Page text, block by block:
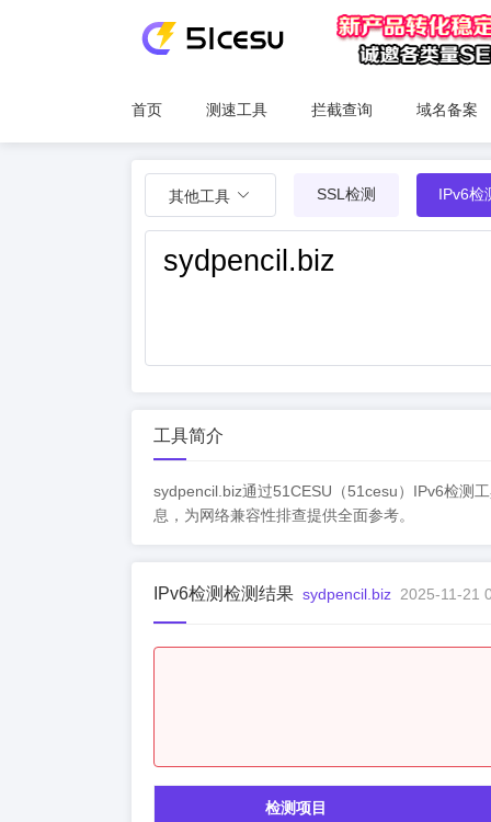
首页 测速工具 拦截查询 域名备案
其他工具 SSL检测 IPv6检
工具简介
sydpencil.biz通过51CESU（51cesu）IPv6检测
息，为网络兼容性排查提供全面参考。
IPv6检测检测结果 sydpencil.biz 2025-11-21
检测项目